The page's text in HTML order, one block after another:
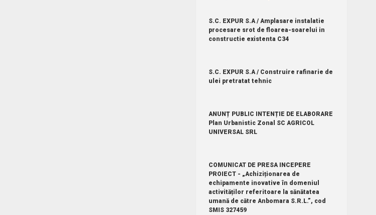
S.C. EXPUR S.A / Amplasare instalatie
procesare srot de floarea-soarelui in
constructie existenta C34
S.C. EXPUR S.A / Construire rafinarie de
ulei pretratat tehnic
ANUNȚ PUBLIC INTENȚIE DE ELABORARE
Plan Urbanistic Zonal SC AGRICOL
UNIVERSAL SRL
COMUNICAT DE PRESA INCEPERE
PROIECT - „Achiziționarea de
echipamente inovative în domeniul
activităților referitoare la sănătatea
umană de către Anbomara S.R.L.”, cod
SMIS 327459